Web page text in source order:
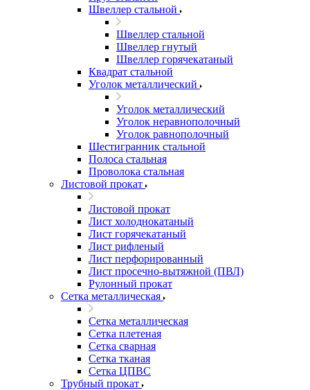
Швеллер стальной
Швеллер стальной
Швеллер гнутый
Швеллер горячекатаный
Квадрат стальной
Уголок металлический
Уголок металлический
Уголок неравнополочный
Уголок равнополочный
Шестигранник стальной
Полоса стальная
Проволока стальная
Листовой прокат
Листовой прокат
Лист холоднокатаный
Лист горячекатаный
Лист рифленый
Лист перфорированный
Лист просечно-вытяжной (ПВЛ)
Рулонный прокат
Сетка металлическая
Сетка металлическая
Сетка плетеная
Сетка сварная
Сетка тканая
Сетка ЦПВС
Трубный прокат